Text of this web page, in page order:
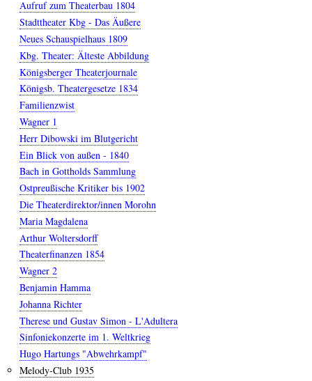
Aufruf zum Theaterbau 1804
Stadttheater Kbg - Das Äußere
Neues Schauspielhaus 1809
Kbg. Theater: Älteste Abbildung
Königsberger Theaterjournale
Königsb. Theatergesetze 1834
Familienzwist
Wagner 1
Herr Dibowski im Blutgericht
Ein Blick von außen - 1840
Bach in Gottholds Sammlung
Ostpreußische Kritiker bis 1902
Die Theaterdirektor/innen Morohn
Maria Magdalena
Arthur Woltersdorff
Theaterfinanzen 1854
Wagner 2
Benjamin Hamma
Johanna Richter
Therese und Gustav Simon - L'Adultera
Sinfoniekonzerte im 1. Weltkrieg
Hugo Hartungs "Abwehrkampf"
Melody-Club 1935